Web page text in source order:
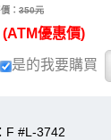
： 350元
優惠價)
是的我要購買
F #L-3742